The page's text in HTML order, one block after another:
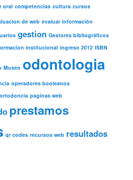
oral competencias cultura cursos
de web evaluar información
gestion Gestores bibliográficos
institucional ingreso 2012 ISBN
Museo odontologia
operadores booleanos
ortodoncia paginas web
prestamos
qr codes recursos web resultados